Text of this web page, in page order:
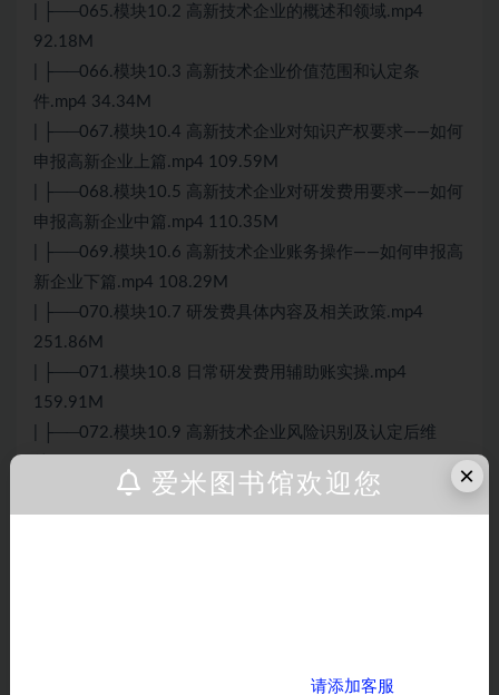
| ├──065.模块10.2 高新技术企业的概述和领域.mp4
92.18M
| ├──066.模块10.3 高新技术企业价值范围和认定条
件.mp4 34.34M
| ├──067.模块10.4 高新技术企业对知识产权要求——如何
申报高新企业上篇.mp4 109.59M
| ├──068.模块10.5 高新技术企业对研发费用要求——如何
申报高新企业中篇.mp4 110.35M
| ├──069.模块10.6 高新技术企业账务操作——如何申报高
新企业下篇.mp4 108.29M
| ├──070.模块10.7 研发费具体内容及相关政策.mp4
251.86M
| ├──071.模块10.8 日常研发费用辅助账实操.mp4
159.91M
| ├──072.模块10.9 高新技术企业风险识别及认定后维
| ├──073.模块10.10 案例：服务某高新客户每年服务费
| ├──076.模块11.3 建筑业其他典型涉税风险（上）.mp4
×
爱米图书馆欢迎您
如果您需要获取全网优质课程，请添加客服